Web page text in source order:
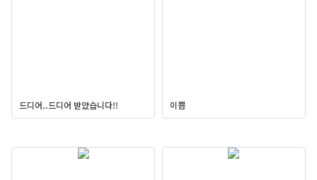
드디어..드디어 받았습니다!! 이쁨